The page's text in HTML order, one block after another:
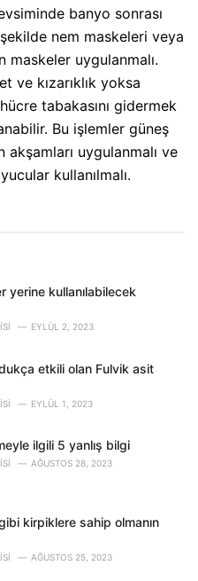
banyo sonrası
nem maskeleri veya
maskeler uygulanmalı.
ve kızarıklık yoksa
tabakasını gidermek
Bu işlemler güneş
uygulanmalı ve
kullanılmalı.
yerine kullanılabilecek
EYLÜL 2, 2023
etkili olan Fulvik asit
EYLÜL 1, 2023
ilgili 5 yanlış bilgi
AĞUSTOS 28, 2023
kirpiklere sahip olmanın
AĞUSTOS 25, 2023